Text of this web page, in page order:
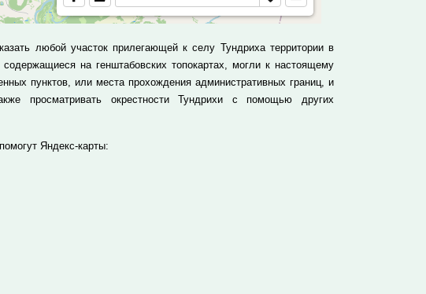
любой участок прилегающей к селу Тундриха территории в
на генштабовских топокартах, могли к настоящему
пунктов, или места прохождения административных границ, и
просматривать окрестности Тундрихи с помощью других
Яндекс-карты: